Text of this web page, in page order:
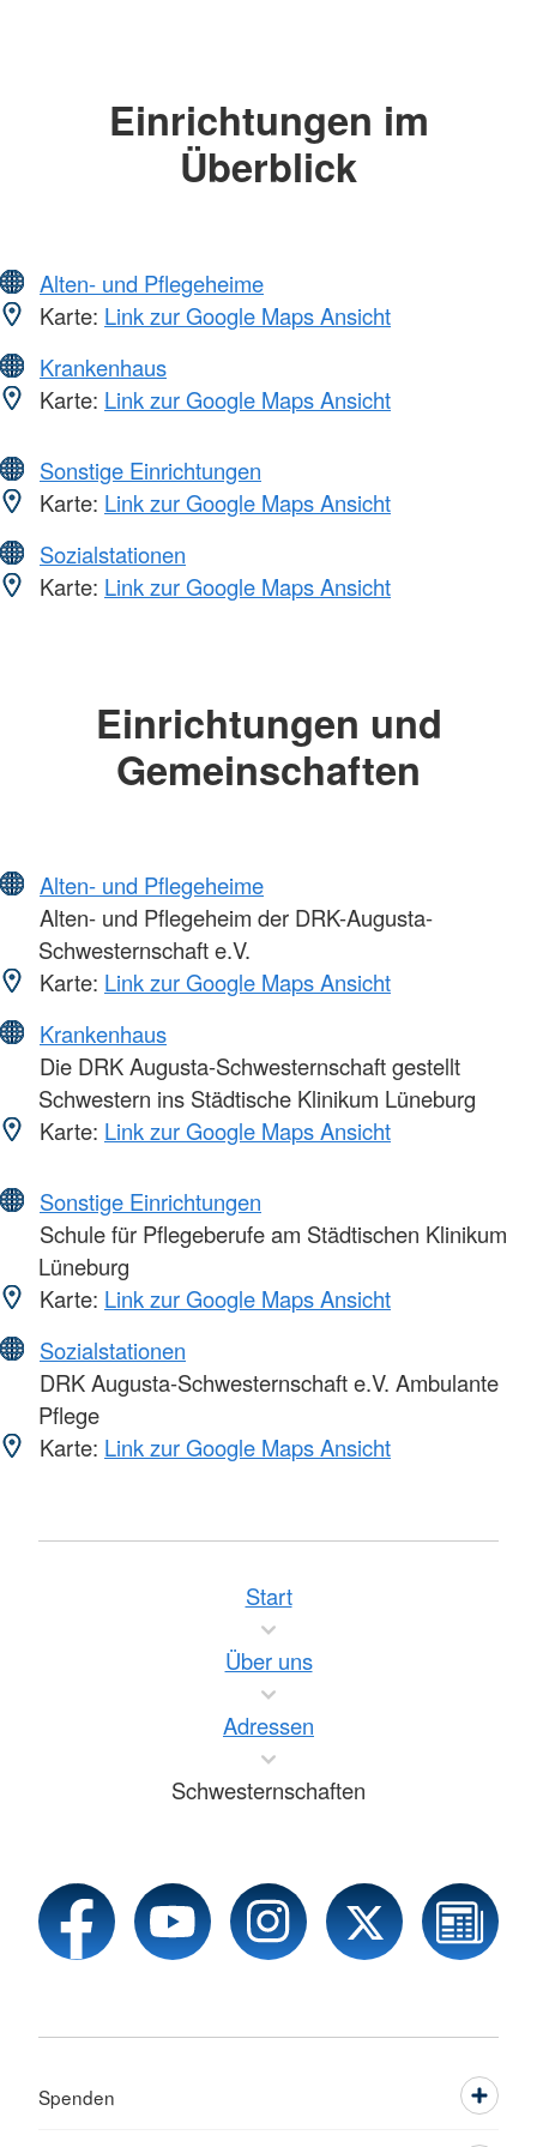
Einrichtungen im
Überblick
Alten- und Pflegeheime
Karte: Link zur Google Maps Ansicht
Krankenhaus
Karte: Link zur Google Maps Ansicht
Sonstige Einrichtungen
Karte: Link zur Google Maps Ansicht
Sozialstationen
Karte: Link zur Google Maps Ansicht
Einrichtungen und
Gemeinschaften
Alten- und Pflegeheime
Alten- und Pflegeheim der DRK-Augusta-
Schwesternschaft e.V.
Karte: Link zur Google Maps Ansicht
Krankenhaus
Die DRK Augusta-Schwesternschaft gestellt
Schwestern ins Städtische Klinikum Lüneburg
Karte: Link zur Google Maps Ansicht
Sonstige Einrichtungen
Schule für Pflegeberufe am Städtischen Klinikum
Lüneburg
Karte: Link zur Google Maps Ansicht
Sozialstationen
DRK Augusta-Schwesternschaft e.V. Ambulante
Pflege
Karte: Link zur Google Maps Ansicht
Start
Über uns
Adressen
Schwesternschaften
Spenden